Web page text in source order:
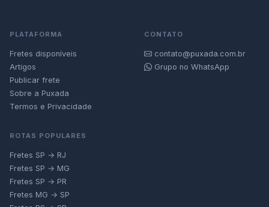
PLATAFORMA
Fretes disponíveis
Artigos
Publicar frete
Sobre a Puxada
Termos e Privacidade
CONTATO
contato@puxada.com.br
Grupo no WhatsApp
ROTAS POPULARES
Fretes SP → RJ
Fretes SP → MG
Fretes SP → PR
Fretes MG → SP